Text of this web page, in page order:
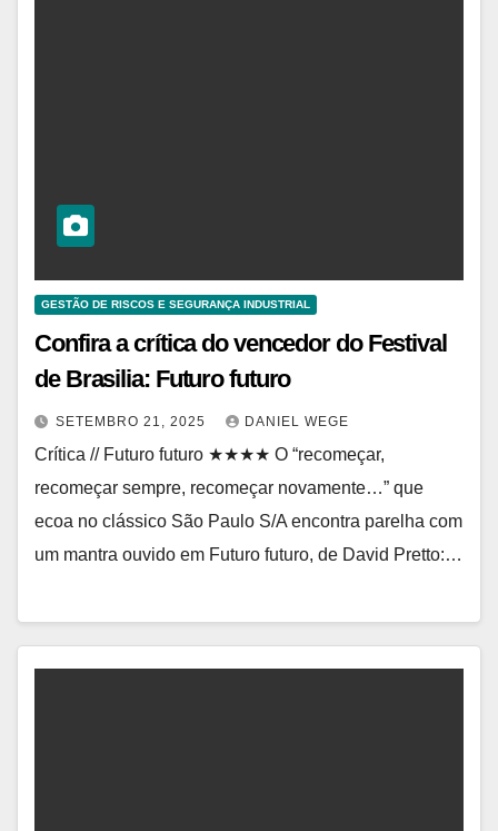
GESTÃO DE RISCOS E SEGURANÇA INDUSTRIAL
Confira a crítica do vencedor do Festival
de Brasilia: Futuro futuro
SETEMBRO 21, 2025 DANIEL WEGE
Crítica // Futuro futuro ★★★★ O “recomeçar,
recomeçar sempre, recomeçar novamente…” que
ecoa no clássico São Paulo S/A encontra parelha com
um mantra ouvido em Futuro futuro, de David Pretto:…